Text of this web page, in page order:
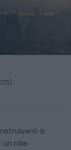
à
rôle